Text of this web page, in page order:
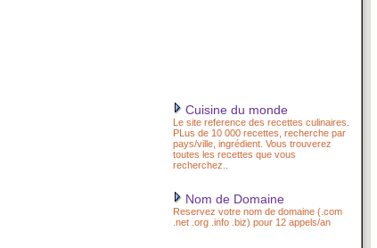
Cuisine du monde
Le site reference des recettes culinaires.
PLus de 10 000 recettes, recherche par
pays/ville, ingrédient. Vous trouverez
toutes les recettes que vous
recherchez..
Nom de Domaine
Reservez votre nom de domaine (.com
.net .org .info .biz) pour 12 appels/an